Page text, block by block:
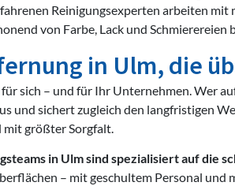
Reinigungsexperten arbeiten mit
von Farbe, Lack und
in Ulm, die
für sich – und für Ihr Unternehmen. Wer
und sichert zugleich den langfristigen
größter Sorgfalt.
in Ulm sind spezialisiert auf die
– mit geschultem Personal und